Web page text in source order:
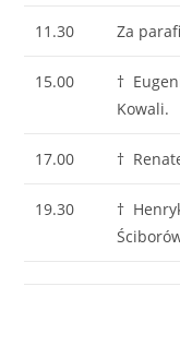
11.30 Za
15.00
†
Kowali.
17.00 †
19.30
†